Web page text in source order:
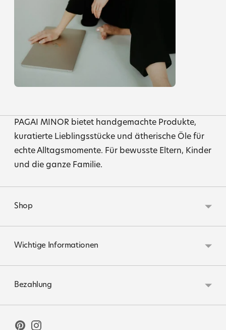
PAGAI MINOR bietet handgemachte Produkte,
kuratierte Lieblingsstücke und ätherische Öle für
echte Alltagsmomente. Für bewusste Eltern, Kinder
und die ganze Familie.
Shop
Wichtige Informationen
Bezahlung